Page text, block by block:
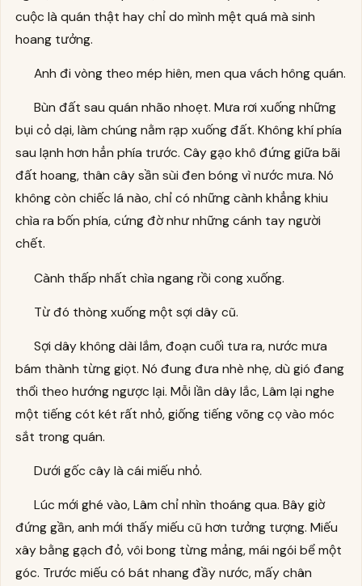
cuộc là quán thật hay chỉ do mình mệt quá mà sinh
hoang tưởng.
Anh đi vòng theo mép hiên, men qua vách hông quán.
Bùn đất sau quán nhão nhoẹt. Mưa rơi xuống những
bụi cỏ dại, làm chúng nằm rạp xuống đất. Không khí phía
sau lạnh hơn hẳn phía trước. Cây gạo khô đứng giữa bãi
đất hoang, thân cây sần sùi đen bóng vì nước mưa. Nó
không còn chiếc lá nào, chỉ có những cành khẳng khiu
chìa ra bốn phía, cứng đờ như những cánh tay người
chết.
Cành thấp nhất chìa ngang rồi cong xuống.
Từ đó thòng xuống một sợi dây cũ.
Sợi dây không dài lắm, đoạn cuối tưa ra, nước mưa
bám thành từng giọt. Nó đung đưa nhè nhẹ, dù gió đang
thổi theo hướng ngược lại. Mỗi lần dây lắc, Lâm lại nghe
một tiếng cót két rất nhỏ, giống tiếng võng cọ vào móc
sắt trong quán.
Dưới gốc cây là cái miếu nhỏ.
Lúc mới ghé vào, Lâm chỉ nhìn thoáng qua. Bây giờ
đứng gần, anh mới thấy miếu cũ hơn tưởng tượng. Miếu
xây bằng gạch đỏ, vôi bong từng mảng, mái ngói bể một
góc. Trước miếu có bát nhang đầy nước, mấy chân